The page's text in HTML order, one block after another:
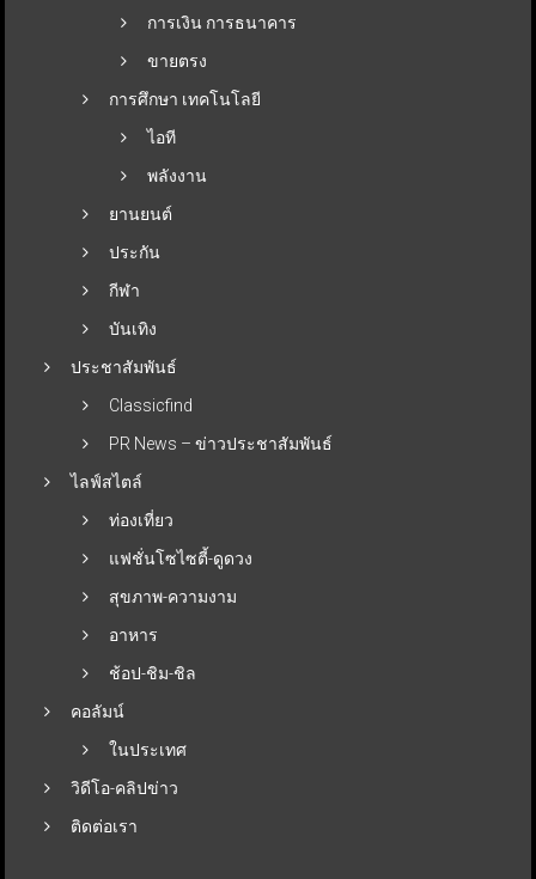
การเงิน การธนาคาร
ขายตรง
การศึกษา เทคโนโลยี
ไอที
พลังงาน
ยานยนต์
ประกัน
กีฬา
บันเทิง
ประชาสัมพันธ์
Classicfind
PR News – ข่าวประชาสัมพันธ์
ไลฟ์สไตล์
ท่องเที่ยว
แฟชั่นโซไซตี้-ดูดวง
สุขภาพ-ความงาม
อาหาร
ช้อป-ชิม-ชิล
คอลัมน์
ในประเทศ
วิดีโอ-คลิปข่าว
ติดต่อเรา